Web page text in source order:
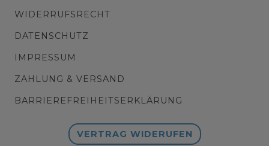
WIDERRUFSRECHT
DATENSCHUTZ
IMPRESSUM
ZAHLUNG & VERSAND
BARRIEREFREIHEITSERKLÄRUNG
VERTRAG WIDERUFEN